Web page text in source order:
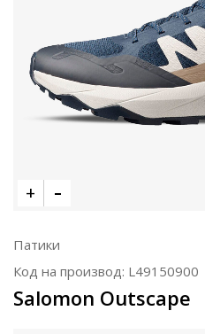
Патики
Код на производ: L49150900
Salomon Outscape